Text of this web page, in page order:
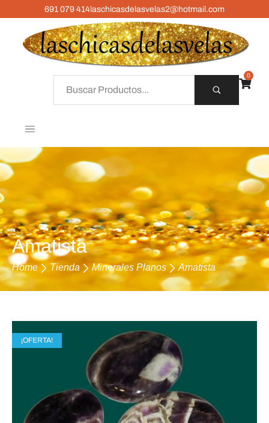
691 079 414laschicasdelasvelas2@hotmail.com
0
Amatista
Home Tienda Minerales Planos Amatista
¡OFERTA!